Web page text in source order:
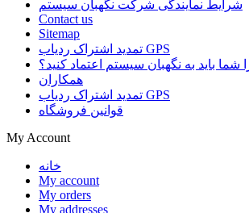
شرایط نمایندگی شرکت نگهبان سیستم
Contact us
Sitemap
تمدید اشتراک ردیاب GPS
شما باید به نگهبان سیستم اعتماد کنید؟
همکاران
تمدید اشتراک ردیاب GPS
قوانین فروشگاه
My Account
خانه
My account
My orders
My addresses